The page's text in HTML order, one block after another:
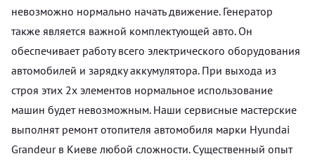
невозможно нормально начать движение. Генератор
также является важной комплектующей авто. Он
обеспечивает работу всего электрического оборудования
автомобилей и зарядку аккумулятора. При выхода из
строя этих 2х элементов нормальное использование
машин будет невозможным. Наши сервисные мастерские
выполнят ремонт отопителя автомобиля марки Hyundai
Grandeur в Киеве любой сложности. Существенный опыт